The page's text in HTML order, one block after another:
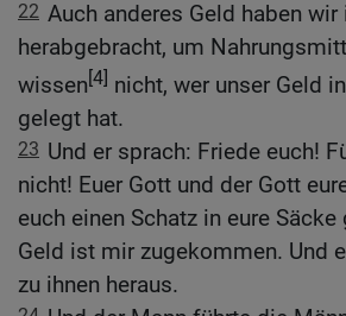
22 Auch anderes Geld haben wir
herabgebracht, um
wissen[4] nicht, wer unser Geld
gelegt hat.
23 Und er sprach: Friede euch!
nicht! Euer Gott und der Gott
euch einen Schatz in eure Säcke
Geld ist mir zugekommen. Und
zu ihnen heraus.